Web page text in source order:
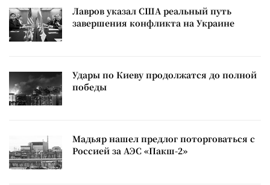
Лавров указал США реальный путь
завершения конфликта на Украине
Удары по Киеву продолжатся до полной
победы
Мадьяр нашел предлог поторговаться с
Россией за АЭС «Пакш-2»